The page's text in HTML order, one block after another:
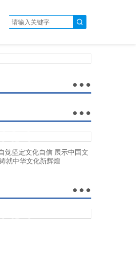
觉坚定文化自信 展示中国文
就中华文化新辉煌